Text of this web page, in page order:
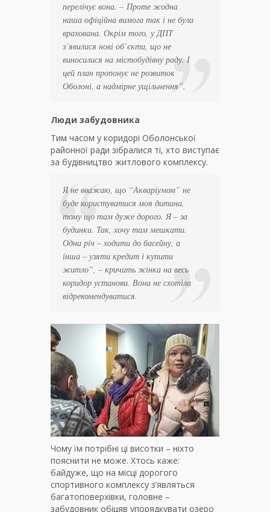
перелічує вона. – Проте жодна
наша офіційна вимога так і не була
врахована. Окрім того, у ДПТ
з’явилися нові об’єкти, що не
виносилися на містобудівну раду. І
цей план пропонує не розвиток
Оболоні, а надмірне ущільнення”.
Люди забудовника
Тим часом у коридорі Оболонської
районної ради зібралися ті, хто виступає
за будівництво житлового комплексу.
Я не вважаю, що “Акваріумом” не
буде користуватися моя дитина,
тому що там дуже дорого. Я – за
будинки. Так, хочу там мешкати.
Одна річ – ходити до басейну, а
інша – узяти кредит і купити
житло”, – кричить жінка на весь
коридор установи. Вона не схотіла
відрекомендуватися.
Чому їм потрібні ці висотки – ніхто
пояснити не може. Хтось каже:
байдуже, що на місці дорогого
спортивного комплексу з’являться
багатоповерхівки, головне –
забудовник обіцяв упорядкувати озеро